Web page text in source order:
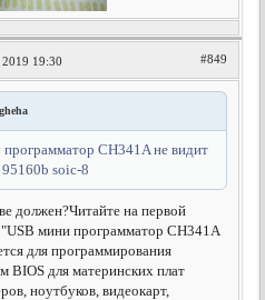
2019 19:30 #849
программатор CH341A не видит
95160b soic-8
должен?Читайте на первой
"USB мини программатор CH341A
для программирования
BIOS для материнских плат
ноутбуков, видеокарт,